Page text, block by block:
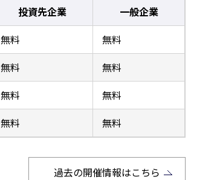
投資先企業
一般企業
無料
無料
無料
無料
無料
無料
無料 無料
過去の開催情報はこちら